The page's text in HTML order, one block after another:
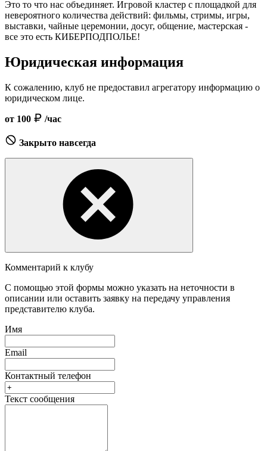
Это то что нас объединяет. Игровой кластер с площадкой для
невероятного количества действий: фильмы, стримы, игры,
выставки, чайные церемонии, досуг, общение, мастерская -
все это есть КИБЕРПОДПОЛЬЕ!
Юридическая информация
К сожалению, клуб не предоставил агрегатору информацию о
юридическом лице.
от 100 /час
Закрыто навсегда
Комментарий к клубу
С помощью этой формы можно указать на неточности в
описании или оставить заявку на передачу управления
представителю клуба.
Имя
Email
Контактный телефон
Текст сообщения